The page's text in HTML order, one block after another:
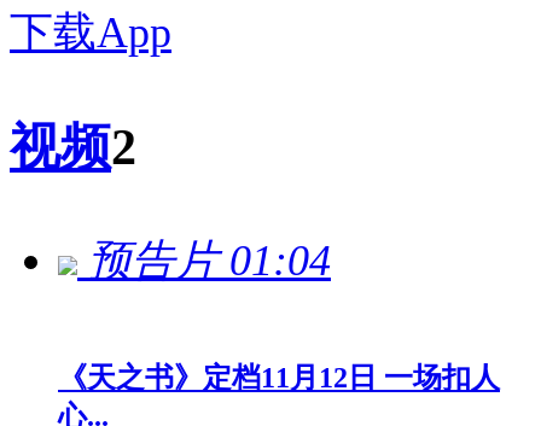
下载App
视频2
预告片 01:04
《天之书》定档11月12日 一场扣人
心...